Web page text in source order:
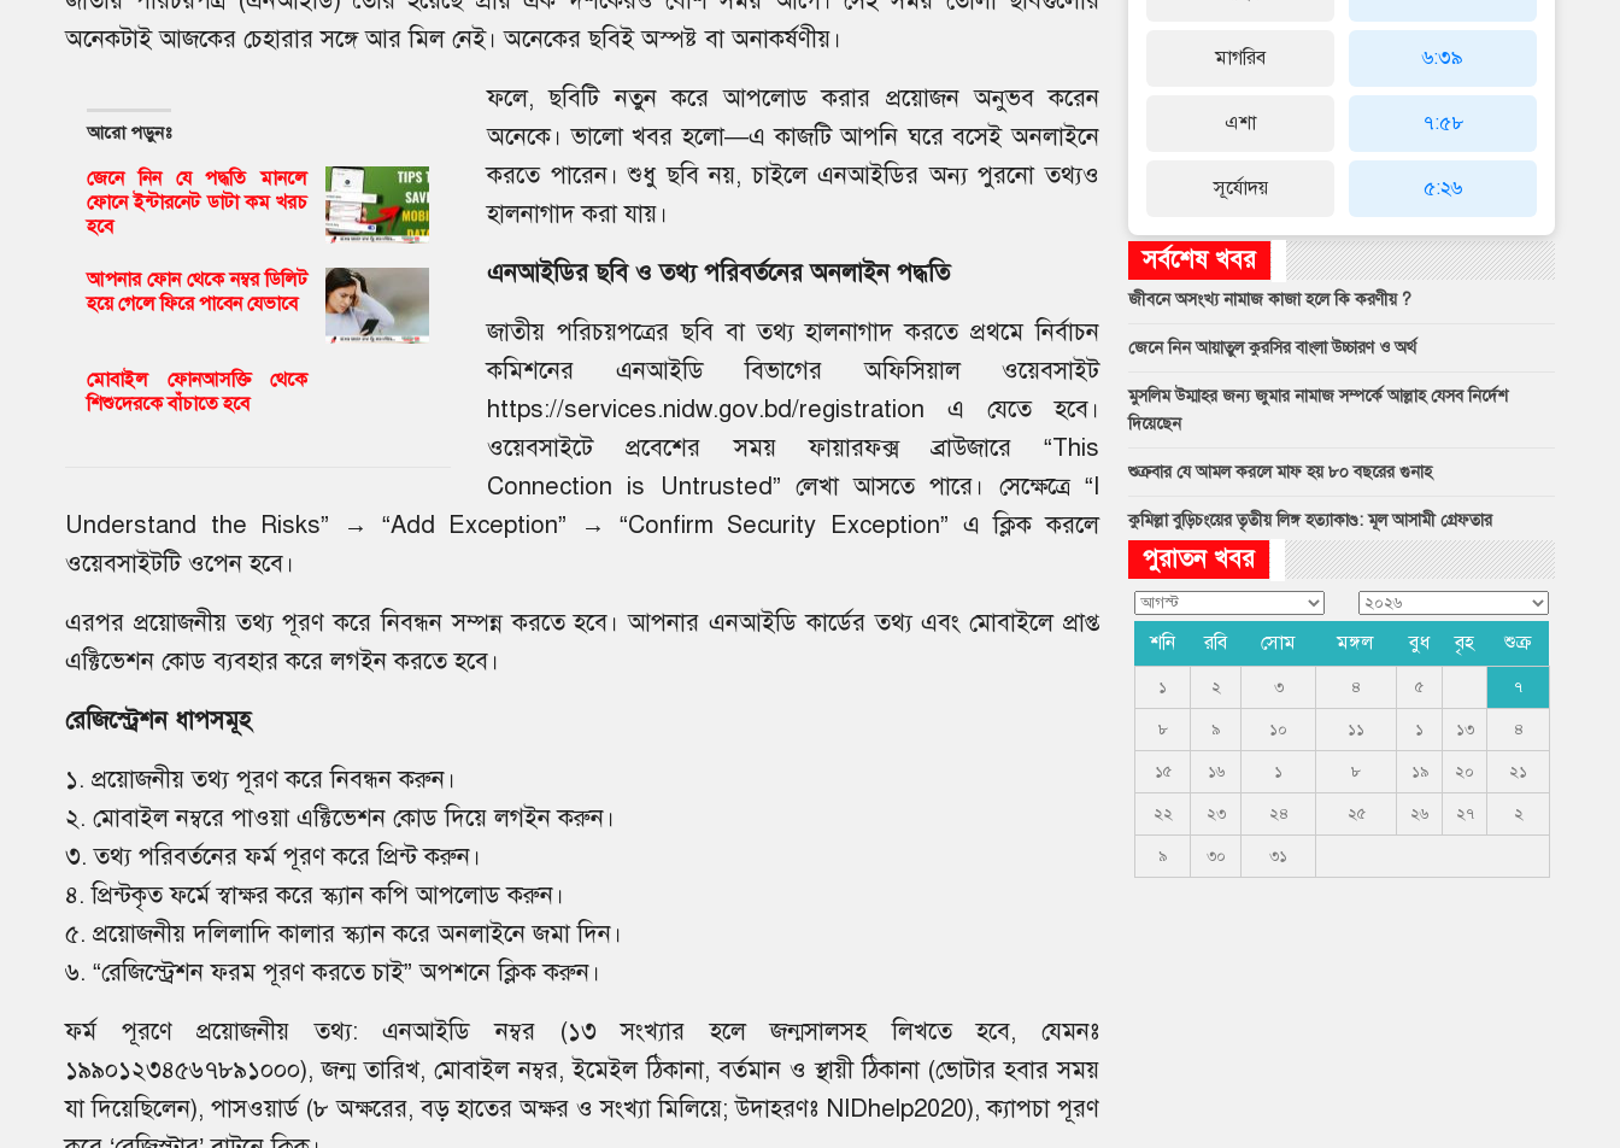
অনেকটাই আজকের চেহারার সঙ্গে আর মিল নেই। অনেকের ছবিই অস্পষ্ট বা অনাকর্ষণীয়।
আরো পড়ুনঃ
জেনে নিন যে পদ্ধতি মানলে
ফোনে ইন্টারনেট ডাটা কম খরচ
হবে
আপনার ফোন থেকে নম্বর ডিলিট
হয়ে গেলে ফিরে পাবেন যেভাবে
মোবাইল ফোনআসক্তি থেকে
শিশুদেরকে বাঁচাতে হবে
ফলে, ছবিটি নতুন করে আপলোড করার প্রয়োজন অনুভব করেন
অনেকে। ভালো খবর হলো—এ কাজটি আপনি ঘরে বসেই অনলাইনে
করতে পারেন। শুধু ছবি নয়, চাইলে এনআইডির অন্য পুরনো তথ্যও
হালনাগাদ করা যায়।
এনআইডির ছবি ও তথ্য পরিবর্তনের অনলাইন পদ্ধতি
জাতীয় পরিচয়পত্রের ছবি বা তথ্য হালনাগাদ করতে প্রথমে নির্বাচন
কমিশনের এনআইডি বিভাগের অফিসিয়াল ওয়েবসাইট
https://services.nidw.gov.bd/registration এ যেতে হবে।
ওয়েবসাইটে প্রবেশের সময় ফায়ারফক্স ব্রাউজারে “This
Connection is Untrusted” লেখা আসতে পারে। সেক্ষেত্রে “I
Understand the Risks” → “Add Exception” → “Confirm Security Exception” এ ক্লিক করলে
ওয়েবসাইটটি ওপেন হবে।
এরপর প্রয়োজনীয় তথ্য পূরণ করে নিবন্ধন সম্পন্ন করতে হবে। আপনার এনআইডি কার্ডের তথ্য এবং মোবাইলে প্রাপ্ত
এক্টিভেশন কোড ব্যবহার করে লগইন করতে হবে।
রেজিস্ট্রেশন ধাপসমূহ
১. প্রয়োজনীয় তথ্য পূরণ করে নিবন্ধন করুন।
২. মোবাইল নম্বরে পাওয়া এক্টিভেশন কোড দিয়ে লগইন করুন।
৩. তথ্য পরিবর্তনের ফর্ম পূরণ করে প্রিন্ট করুন।
৪. প্রিন্টকৃত ফর্মে স্বাক্ষর করে স্ক্যান কপি আপলোড করুন।
৫. প্রয়োজনীয় দলিলাদি কালার স্ক্যান করে অনলাইনে জমা দিন।
৬. “রেজিস্ট্রেশন ফরম পূরণ করতে চাই” অপশনে ক্লিক করুন।
ফর্ম পূরণে প্রয়োজনীয় তথ্য: এনআইডি নম্বর (১৩ সংখ্যার হলে জন্মসালসহ লিখতে হবে, যেমনঃ
১৯৯০১২৩৪৫৬৭৮৯১০০০), জন্ম তারিখ, মোবাইল নম্বর, ইমেইল ঠিকানা, বর্তমান ও স্থায়ী ঠিকানা (ভোটার হবার সময়
যা দিয়েছিলেন), পাসওয়ার্ড (৮ অক্ষরের, বড় হাতের অক্ষর ও সংখ্যা মিলিয়ে; উদাহরণঃ NIDhelp2020), ক্যাপচা পূরণ
মাগরিব
এশা
সূর্যোদয়
৬:৩৯
৭:৫৮
৫:২৬
সর্বশেষ খবর
জীবনে অসংখ্য নামাজ কাজা হলে কি করণীয় ?
জেনে নিন আয়াতুল কুরসির বাংলা উচ্চারণ ও অর্থ
মুসলিম উম্মাহর জন্য জুমার নামাজ সম্পর্কে আল্লাহ যেসব নির্দেশ
দিয়েছেন
শুক্রবার যে আমল করলে মাফ হয় ৮০ বছরের গুনাহ
কুমিল্লা বুড়িচংয়ের তৃতীয় লিঙ্গ হত্যাকাণ্ড: মূল আসামী গ্রেফতার
পুরাতন খবর
শনি রবি সোম মঙ্গল বুধ বৃহ শুক্র
১ ২ ৩ ৪ ৫ ৭
৮ ৯ ১০ ১১ ১ ১৩ ৪
১৫ ১৬ ১ ৮ ১৯ ২০ ২১
২২ ২৩ ২৪ ২৫ ২৬ ২৭ ২
৯ ৩০ ৩১